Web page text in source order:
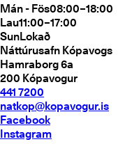
Mán - Fös08:00–18:00
Lau11:00–17:00
SunLokað
Náttúrusafn Kópavogs
Hamraborg 6a
200 Kópavogur
441 7200
natkop@kopavogur.is
Facebook
Instagram